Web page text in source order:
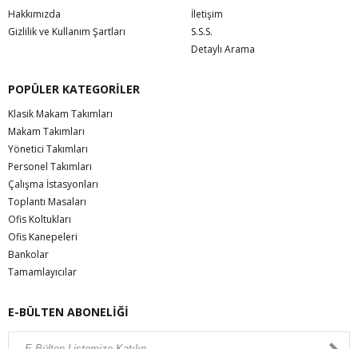
Hakkımızda
Gizlilik ve Kullanım Şartları
İletişim
S.S.S.
Detaylı Arama
POPÜLER KATEGORİLER
Klasik Makam Takımları
Makam Takımları
Yönetici Takımları
Personel Takımları
Çalışma İstasyonları
Toplantı Masaları
Ofis Koltukları
Ofis Kanepeleri
Bankolar
Tamamlayıcılar
E-BÜLTEN ABONELİĞİ